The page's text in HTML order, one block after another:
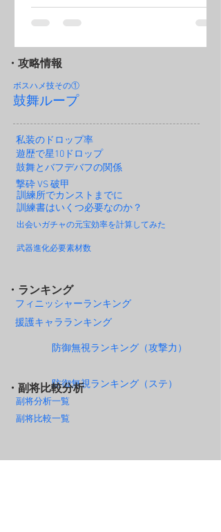
・攻略情報
ボスハメ技その①
鼓舞ループ
私装のドロップ率
遊歴で星10ドロップ
鼓舞とバフデバフの関係
訓練所でカンストまでに
訓練書はいくつ必要なのか？
出会いガチャの元宝効率を計算してみた
武器進化必要素材数
撃砕 VS 破甲
・ランキング
フィニッシャーランキング
援護キャラランキング
防御無視ランキング（攻撃力）
防御無視ランキング（ステ）
・副将比較分析
副将分析一覧
副将比較一覧